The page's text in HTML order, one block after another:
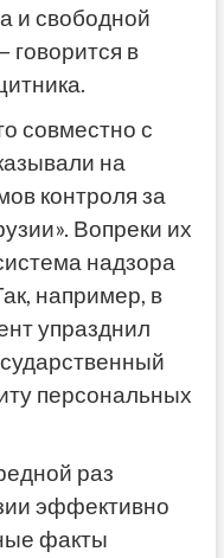
и свободной
говорится в
совместно с
на
контроля за
Вопреки их
надзора
например, в
упразднил
персональных
раз
эффективно
факты